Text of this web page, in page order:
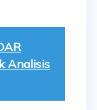
Analisis